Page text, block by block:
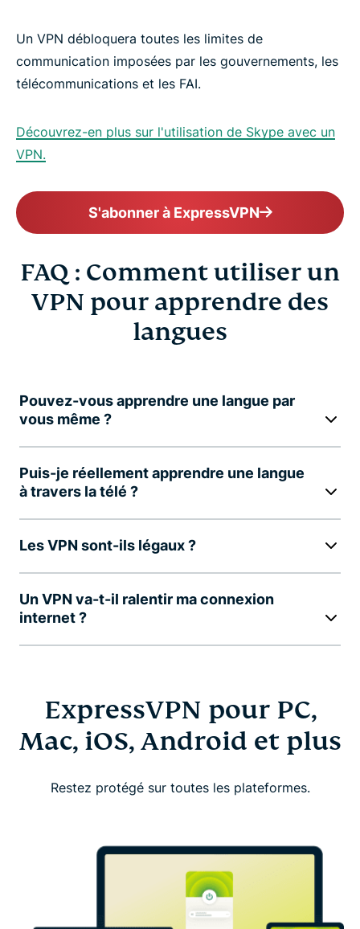
Un VPN débloquera toutes les limites de
communication imposées par les gouvernements, les
télécommunications et les FAI.
Découvrez-en plus sur l'utilisation de Skype avec un
VPN.
S'abonner à ExpressVPN
FAQ : Comment utiliser un
VPN pour apprendre des
langues
Pouvez-vous apprendre une langue par
vous même ?
Puis-je réellement apprendre une langue
à travers la télé ?
Les VPN sont-ils légaux ?
Un VPN va-t-il ralentir ma connexion
internet ?
ExpressVPN pour PC,
Mac, iOS, Android et plus
Restez protégé sur toutes les plateformes.